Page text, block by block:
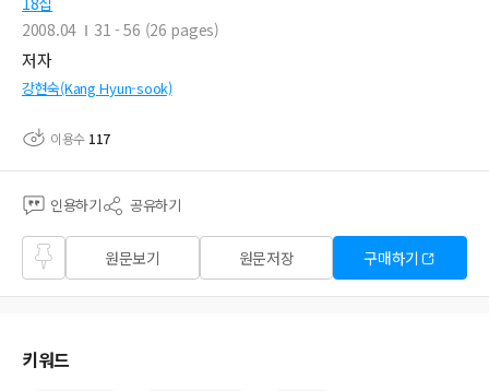
2008.04
31 - 56 (26 pages)
저자
강현숙(Kang Hyun-sook)
이용수 117
인용하기 공유하기
즐겨
찾기
원문보기 원문저장 구매하기
키워드